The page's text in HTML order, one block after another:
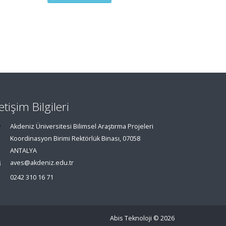
Bilgileri
Akdeniz Üniversitesi Bilimsel Araştırma Projeleri
Koordinasyon Birimi Rektörlük Binası, 07058
ANTALYA
aves@akdeniz.edu.tr
0242 310 16 71
Abis Teknoloji © 2026